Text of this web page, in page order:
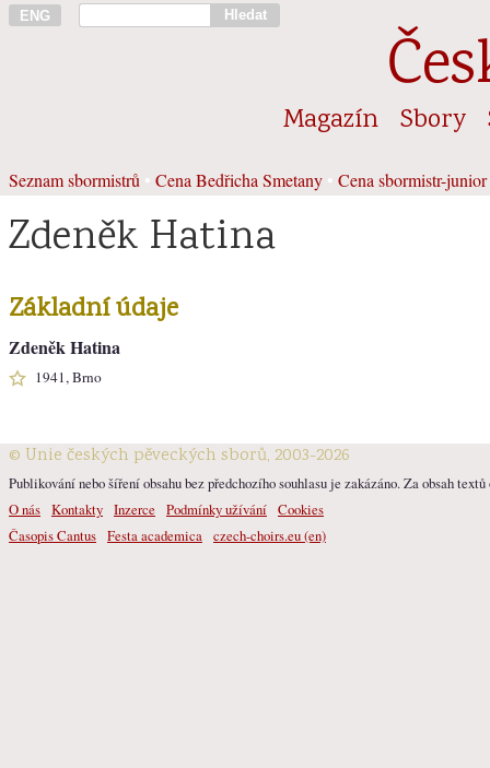
ENG Hledat
Magazín Sbory
Seznam sbormistrů Cena Bedřicha Smetany Cena sbormistr-junior
Zdeněk Hatina
Základní údaje
Zdeněk Hatina
1941, Brno
© Unie českých pěveckých sborů, 2003-2026
Publikování nebo šíření obsahu bez předchozího souhlasu je zakázáno. Za obsah
O nás Kontakty Inzerce Podmínky užívání Cookies
Časopis Cantus Festa academica czech-choirs.eu (en)